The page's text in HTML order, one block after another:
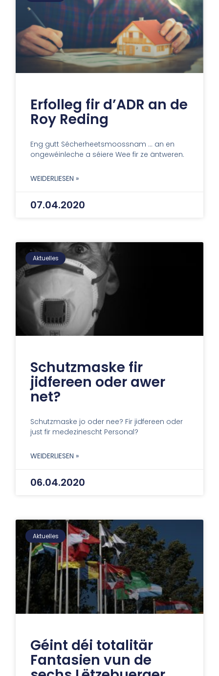
Erfolleg fir d’ADR an de
Roy Reding
Eng gutt Sécherheetsmoossnam … an en
ongewéinleche a séiere Wee fir ze äntweren.
WEIDERLIESEN »
07.04.2020
Aktuelles
Schutzmaske fir
jidfereen oder awer
net?
Schutzmaske jo oder nee? Fir jidfereen oder
just fir medezinescht Personal?
WEIDERLIESEN »
06.04.2020
Aktuelles
Géint déi totalitär
Fantasien vun de